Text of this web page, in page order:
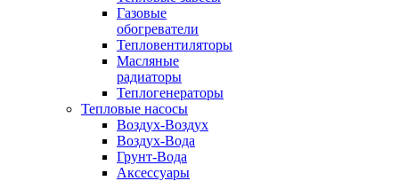
Газовые
обогреватели
Тепловентиляторы
Масляные
радиаторы
Теплогенераторы
Тепловые насосы
Воздух-Воздух
Воздух-Вода
Грунт-Вода
Аксессуары